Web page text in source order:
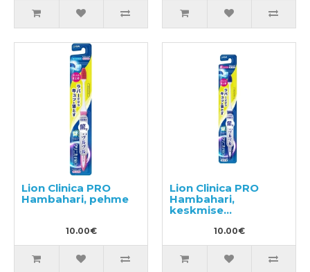
Lion Clinica PRO
Hambahari, pehme
10.00€
Lion Clinica PRO
Hambahari,
keskmise
10.00€